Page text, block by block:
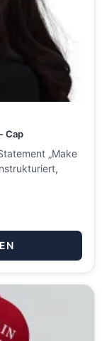
Cap
„Make